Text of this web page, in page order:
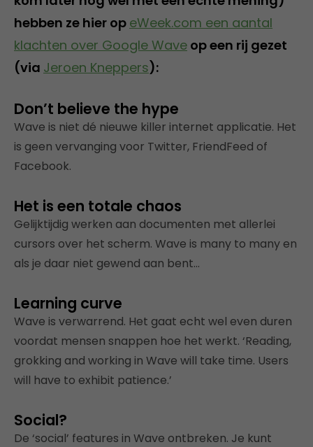
hebben ze hier op eWeek.com een aantal
klachten over Google Wave op een rij gezet
(via Jeroen Kneppers):
Don’t believe the hype
Wave is niet dé nieuwe killer internet applicatie. Het
is geen vervanging voor Twitter, FriendFeed of
Facebook.
Het is een totale chaos
Gelijktijdig werken aan documenten met allerlei
cursors over het scherm. Wave is many to many en
als je daar niet gewend aan bent…
Learning curve
Wave is verwarrend. Het gaat echt wel even duren
voordat mensen snappen hoe het werkt. ‘Reading,
grokking and working in Wave will take time. Users
will have to exhibit patience.’
Social?
De ‘social’ features in Wave ontbreken. Je kunt